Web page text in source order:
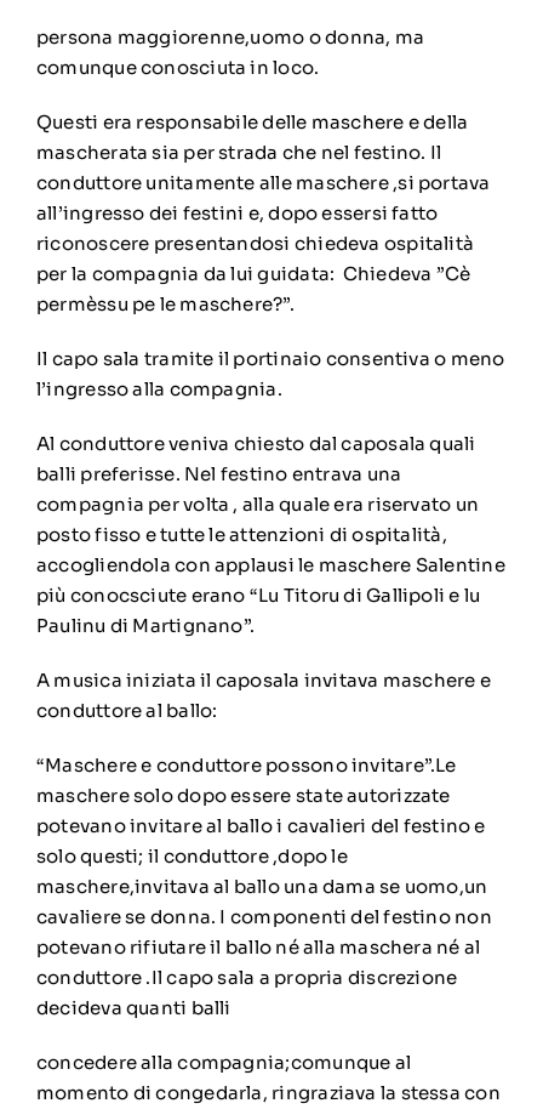
persona maggiorenne,uomo o donna, ma
comunque conosciuta in loco.
Questi era responsabile delle maschere e della
mascherata sia per strada che nel festino. Il
conduttore unitamente alle maschere ,si portava
all’ingresso dei festini e, dopo essersi fatto
riconoscere presentandosi chiedeva ospitalità
per la compagnia da lui guidata: Chiedeva ”Cè
permèssu pe le maschere?”.
Il capo sala tramite il portinaio consentiva o meno
l’ingresso alla compagnia.
Al conduttore veniva chiesto dal caposala quali
balli preferisse. Nel festino entrava una
compagnia per volta , alla quale era riservato un
posto fisso e tutte le attenzioni di ospitalità,
accogliendola con applausi le maschere Salentine
più conocsciute erano “Lu Titoru di Gallipoli e lu
Paulinu di Martignano”.
A musica iniziata il caposala invitava maschere e
conduttore al ballo:
“Maschere e conduttore possono invitare”.Le
maschere solo dopo essere state autorizzate
potevano invitare al ballo i cavalieri del festino e
solo questi; il conduttore ,dopo le
maschere,invitava al ballo una dama se uomo,un
cavaliere se donna. I componenti del festino non
potevano rifiutare il ballo né alla maschera né al
conduttore .Il capo sala a propria discrezione
decideva quanti balli
concedere alla compagnia;comunque al
momento di congedarla, ringraziava la stessa con